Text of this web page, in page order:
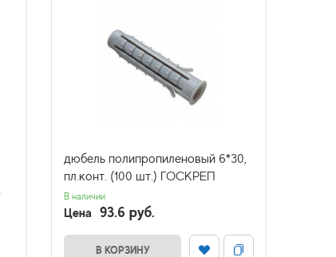
дюбель полипропиленовый 6*30,
пл.конт. (100 шт.) ГОСКРЕП
В наличии
Цена 93.6 руб.
В КОРЗИНУ